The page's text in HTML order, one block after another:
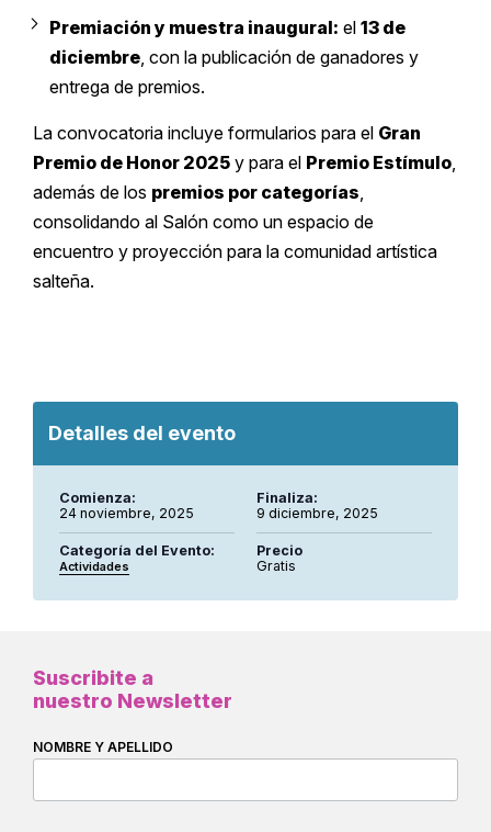
Premiación y muestra inaugural: el 13 de
diciembre, con la publicación de ganadores y
entrega de premios.
La convocatoria incluye formularios para el Gran
Premio de Honor 2025 y para el Premio Estímulo,
además de los premios por categorías,
consolidando al Salón como un espacio de
encuentro y proyección para la comunidad artística
salteña.
Detalles del evento
Comienza:
24 noviembre, 2025
Finaliza:
9 diciembre, 2025
Categoría del Evento:
Actividades
Precio
Gratis
Suscribite a
nuestro Newsletter
NOMBRE Y APELLIDO